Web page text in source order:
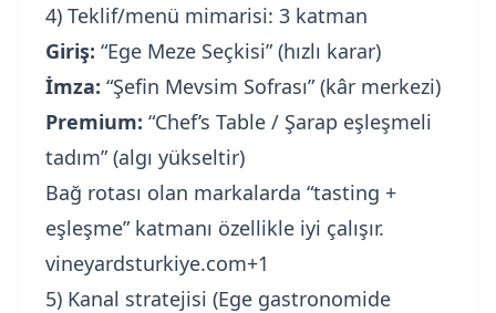
4) Teklif/menü mimarisi: 3 katman
Giriş: “Ege Meze Seçkisi” (hızlı karar)
İmza: “Şefin Mevsim Sofrası” (kâr merkezi)
Premium: “Chef’s Table / Şarap eşleşmeli
tadım” (algı yükseltir)
Bağ rotası olan markalarda “tasting +
eşleşme” katmanı özellikle iyi çalışır.
vineyardsturkiye.com+1
5) Kanal stratejisi (Ege gastronomide